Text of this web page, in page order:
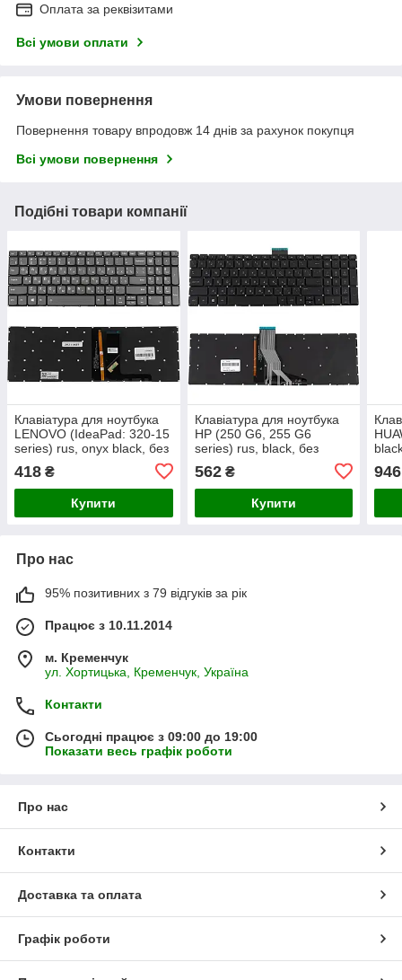
Оплата за реквізитами
Всі умови оплати
Умови повернення
Повернення товару впродовж 14 днів за рахунок покупця
Всі умови повернення
Подібні товари компанії
Клавіатура для ноутбука
LENOVO (IdeaPad: 320-15
series) rus, onyx black, без
клавіш
418 ₴
Купити
Клавіатура для ноутбука
HP (250 G6, 255 G6
series) rus, black, без
клавіш
562₴
Купити
946
Про нас
95% позитивних з 79 відгуків за рік
Працює з 10.11.2014
м. Кременчук
ул. Хортицька, Кременчук, Україна
Контакти
Сьогодні працює з 09:00 до 19:00
Показати весь графік роботи
Про нас
Контакти
Доставка та оплата
Графік роботи